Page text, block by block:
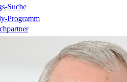
Suche
Programm